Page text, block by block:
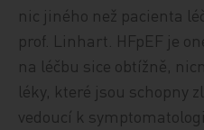
nic jiného než pacienta
prof. Linhart. HFpEF je
na léčbu sice obtížně,
léky, které jsou schopny
vedoucí k